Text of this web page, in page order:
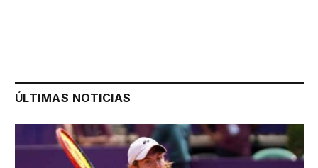
ÚLTIMAS NOTICIAS